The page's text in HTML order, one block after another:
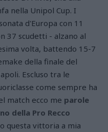
nella Unipol Cup. I
d'Europa con 11
37 scudetti - alzano al
volta, battendo 15-7
della finale del
Escluso tra le
come sempre ha
match ecco me parole
della Pro Recco
questa vittoria a mia